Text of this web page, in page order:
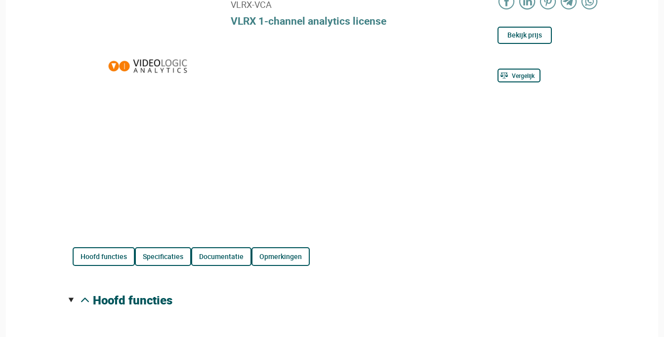
VLRX 1-channel analytics license
VLRX-VCA
Bekijk prijs
Vergelijk
hoofd functies specificaties documentatie opmerkingen
hoofd functies